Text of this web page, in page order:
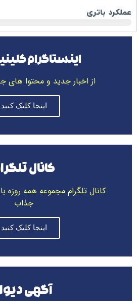
عملکرد باتری
اینستاگرام
از اخبار جدید و محتوا های
اینجا کلیک کنید
کانال
کانال تلگرام مجموعه همه روزه
جذاب
اینجا کلیک کنید
آگهی